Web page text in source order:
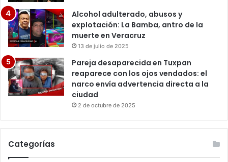
Alcohol adulterado, abusos y
explotación: La Bamba, antro de la
muerte en Veracruz
13 de julio de 2025
Pareja desaparecida en Tuxpan
reaparece con los ojos vendados: el
narco envía advertencia directa a la
ciudad
2 de octubre de 2025
Categorías